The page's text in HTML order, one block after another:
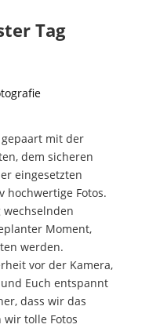
Tag
gepaart mit der
dem sicheren
eingesetzten
hochwertige Fotos.
Moment,
werden.
vor der Kamera,
Euch entspannt
dass wir das
wir tolle Fotos